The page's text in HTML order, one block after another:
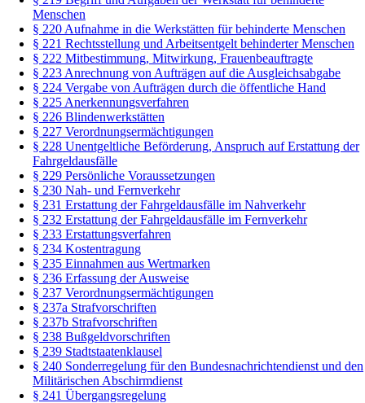
Menschen
§ 220 Aufnahme in die Werkstätten für behinderte Menschen
§ 221 Rechtsstellung und Arbeitsentgelt behinderter Menschen
§ 222 Mitbestimmung, Mitwirkung, Frauenbeauftragte
§ 223 Anrechnung von Aufträgen auf die Ausgleichsabgabe
§ 224 Vergabe von Aufträgen durch die öffentliche Hand
§ 225 Anerkennungsverfahren
§ 226 Blindenwerkstätten
§ 227 Verordnungsermächtigungen
§ 228 Unentgeltliche Beförderung, Anspruch auf Erstattung der
Fahrgeldausfälle
§ 229 Persönliche Voraussetzungen
§ 230 Nah- und Fernverkehr
§ 231 Erstattung der Fahrgeldausfälle im Nahverkehr
§ 232 Erstattung der Fahrgeldausfälle im Fernverkehr
§ 233 Erstattungsverfahren
§ 234 Kostentragung
§ 235 Einnahmen aus Wertmarken
§ 236 Erfassung der Ausweise
§ 237 Verordnungsermächtigungen
§ 237a Strafvorschriften
§ 237b Strafvorschriften
§ 238 Bußgeldvorschriften
§ 239 Stadtstaatenklausel
§ 240 Sonderregelung für den Bundesnachrichtendienst und den
Militärischen Abschirmdienst
§ 241 Übergangsregelung